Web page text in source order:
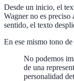
Desde un inicio, el
Wagner no es preciso
sentido, el texto
En ese mismo tono
No podemos
de una
personalidad